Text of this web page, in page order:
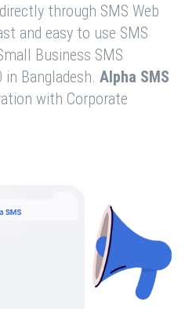
through SMS Web
and easy to use SMS
Business SMS
in Bangladesh. Alpha SMS
with Corporate